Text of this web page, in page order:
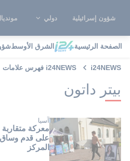
شؤون إسرائيلية دولي مونديال
الصفحة الرئيسية الشرق الأوسط
i24NEWS i24NEWS فهرس علامات
بيتر داتون
آسيا
معركة متقاربة
على قدم وساق
المركز